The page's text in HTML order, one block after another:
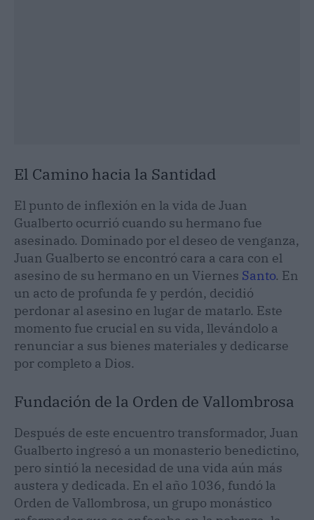
El Camino hacia la Santidad
El punto de inflexión en la vida de Juan
Gualberto ocurrió cuando su hermano fue
asesinado. Dominado por el deseo de venganza,
Juan Gualberto se encontró cara a cara con el
asesino de su hermano en un Viernes Santo. En
un acto de profunda fe y perdón, decidió
perdonar al asesino en lugar de matarlo. Este
momento fue crucial en su vida, llevándolo a
renunciar a sus bienes materiales y dedicarse
por completo a Dios.
Fundación de la Orden de Vallombrosa
Después de este encuentro transformador, Juan
Gualberto ingresó a un monasterio benedictino,
pero sintió la necesidad de una vida aún más
austera y dedicada. En el año 1036, fundó la
Orden de Vallombrosa, un grupo monástico